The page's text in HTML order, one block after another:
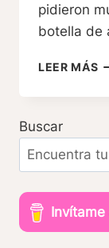
pidieron
botella de
LEER MÁS
LA
Buscar